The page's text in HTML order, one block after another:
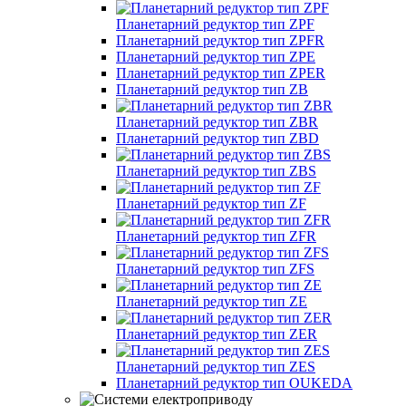
Планетарний редуктор тип ZPF
Планетарний редуктор тип ZPFR
Планетарний редуктор тип ZPE
Планетарний редуктор тип ZPER
Планетарний редуктор тип ZB
Планетарний редуктор тип ZBR
Планетарний редуктор тип ZBD
Планетарний редуктор тип ZBS
Планетарний редуктор тип ZF
Планетарний редуктор тип ZFR
Планетарний редуктор тип ZFS
Планетарний редуктор тип ZE
Планетарний редуктор тип ZER
Планетарний редуктор тип ZES
Планетарний редуктор тип OUKEDA